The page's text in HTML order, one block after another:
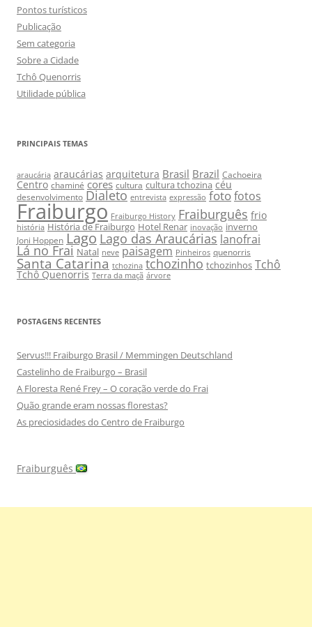
Pontos turísticos
Publicação
Sem categoria
Sobre a Cidade
Tchô Quenorris
Utilidade pública
PRINCIPAIS TEMAS
araucária araucárias arquitetura Brasil Brazil Cachoeira
Centro chaminé cores cultura cultura tchozina céu
desenvolvimento Dialeto entrevista expressão fotofotos
Fraiburgo Fraiburgo History Fraiburguês frio
história História de Fraiburgo Hotel Renar inovação inverno
Joni Hoppen Lago Lago das Araucárias lanofrai
Lá no Frai Natal neve paisagem Pinheiros quenorris
Santa Catarina tchozina tchozinho tchozinhos Tchô
Tchô Quenorris Terra da maçã árvore
POSTAGENS RECENTES
Servus!!! Fraiburgo Brasil / Memmingen Deutschland
Castelinho de Fraiburgo – Brasil
A Floresta René Frey – O coração verde do Frai
Quão grande eram nossas florestas?
As preciosidades do Centro de Fraiburgo
Fraiburguês